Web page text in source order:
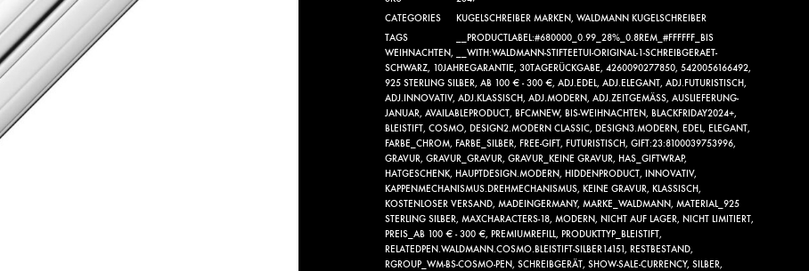
CATEGORIES
KUGELSCHREIBER MARKEN, WALDMANN KUGELSCHREIBER
TAGS
__PRODUCTLABEL:#680000_0.99_28%_0.8REM_#FFFFFF_BIS
WEIHNACHTEN,
__WITH:WALDMANN-STIFTEETUI-ORIGINAL-1-SCHREIBGERAET-
SCHWARZ, 10JAHREGARANTIE, 30TAGERÜCKGABE, 4260090277850, 5420056166492,
925 STERLING SILBER, AB 100 € - 300 €, ADJ.EDEL, ADJ.ELEGANT, ADJ.FUTURISTISCH,
ADJ.INNOVATIV, ADJ.KLASSISCH, ADJ.MODERN, ADJ.ZEITGEMÄSS , AUSLIEFERUNG-
JANUAR, AVAILABLEPRODUCT, BFCMNEW, BIS-WEIHNACHTEN, BLACKFRIDAY2024+,
BLEISTIFT, COSMO, DESIGN2.MODERN CLASSIC, DESIGN3.MODERN, EDEL, ELEGANT,
FARBE_CHROM, FARBE_SILBER, FREE-GIFT, FUTURISTISCH, GIFT:23:8100039753996,
GRAVUR, GRAVUR_GRAVUR, GRAVUR_KEINE GRAVUR, HAS_GIFTWRAP,
HATGESCHENK, HAUPTDESIGN.MODERN, HIDDENPRODUCT, INNOVATIV,
KAPPENMECHANISMUS.DREHMECHANISMUS, KEINE GRAVUR, KLASSISCH,
KOSTENLOSER VERSAND, MADEINGERMANY, MARKE_WALDMANN, MATERIAL_925
STERLING SILBER, MAXCHARACTERS-18, MODERN, NICHT AUF LAGER, NICHT LIMITIERT,
PREIS_AB 100 € - 300 €, PREMIUMREFILL, PRODUKTTYP_BLEISTIFT,
RELATEDPEN.WALDMANN.COSMO.BLEISTIFT-SILBER14151, RESTBESTAND,
RGROUP_WM-BS-COSMO-PEN, SCHREIBGERÄT, SHOW-SALE-CURRENCY, SILBER,